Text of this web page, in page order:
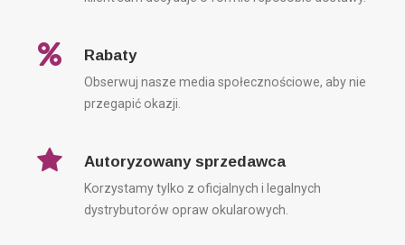
Rabaty
Obserwuj nasze media społecznościowe, aby nie
przegapić okazji.
Autoryzowany sprzedawca
Korzystamy tylko z oficjalnych i legalnych
dystrybutorów opraw okularowych.